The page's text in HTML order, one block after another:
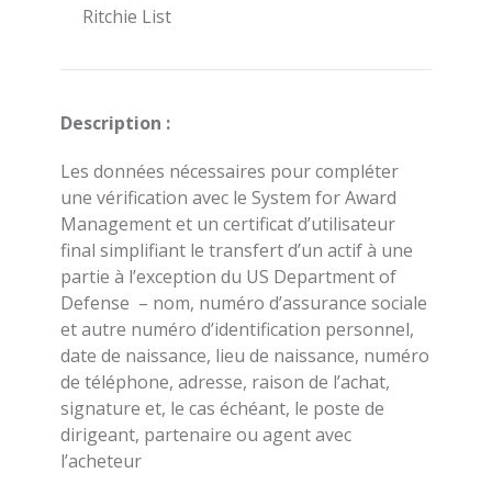
Ritchie List
Description :
Les données nécessaires pour compléter
une vérification avec le System for Award
Management et un certificat d’utilisateur
final simplifiant le transfert d’un actif à une
partie à l’exception du US Department of
Defense – nom, numéro d’assurance sociale
et autre numéro d’identification personnel,
date de naissance, lieu de naissance, numéro
de téléphone, adresse, raison de l’achat,
signature et, le cas échéant, le poste de
dirigeant, partenaire ou agent avec
l’acheteur